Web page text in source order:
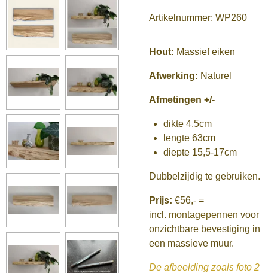
Artikelnummer: WP260
Hout: Massief eiken
Afwerking: Naturel
Afmetingen +/-
dikte 4,5cm
lengte 63cm
diepte 15,5-17cm
Dubbelzijdig te gebruiken.
Prijs: €56,- =
incl. montagepennen voor
onzichtbare bevestiging in
een massieve muur.
De afbeelding zoals foto 2